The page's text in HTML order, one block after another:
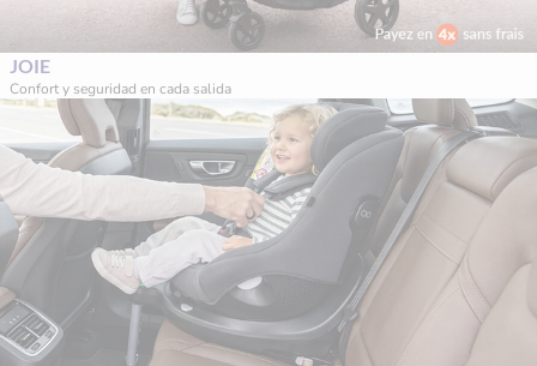
JOIE
Confort y seguridad en cada salida